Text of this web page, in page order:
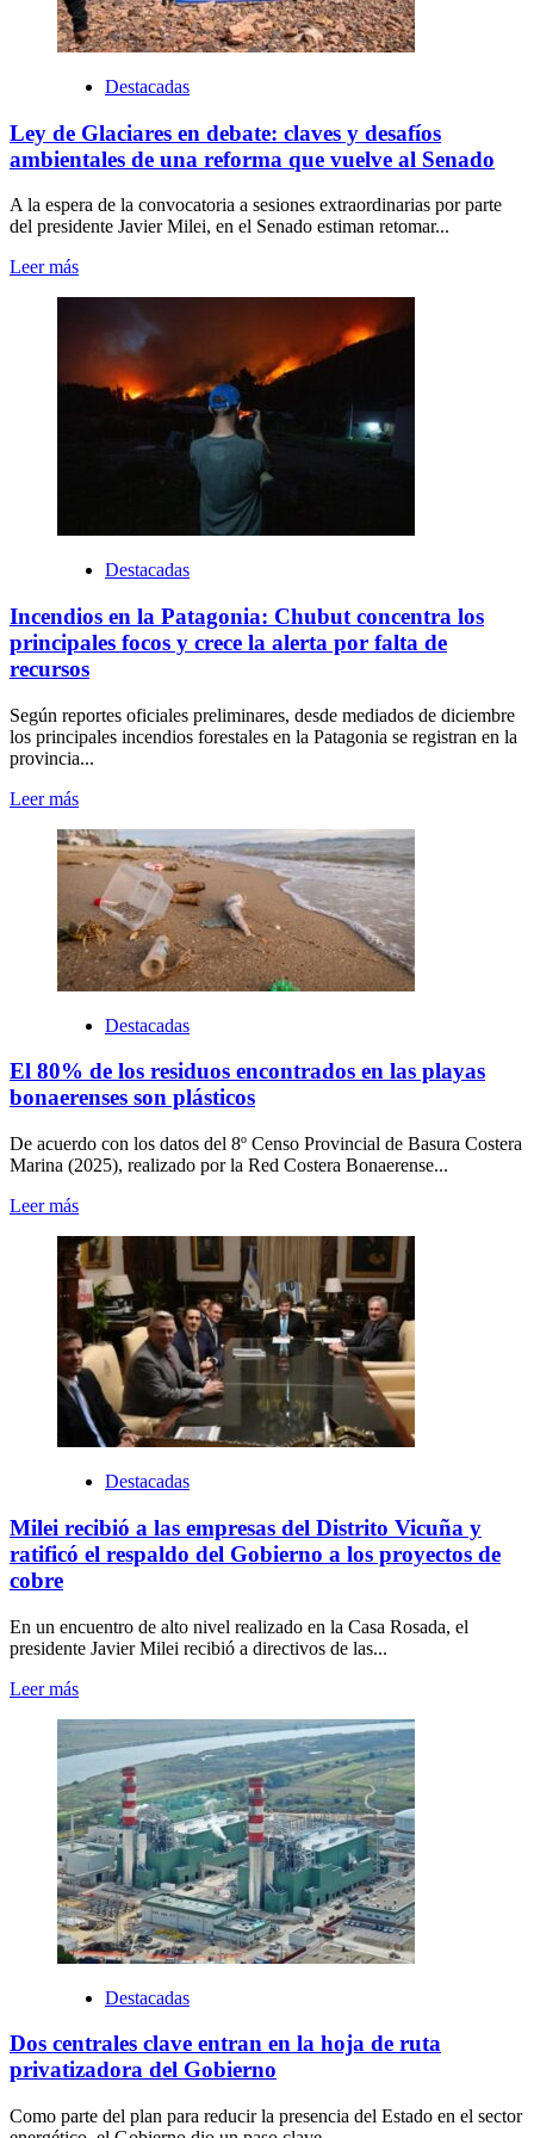
Destacadas
Ley de Glaciares en debate: claves y desafíos
ambientales de una reforma que vuelve al Senado
A la espera de la convocatoria a sesiones extraordinarias por parte
del presidente Javier Milei, en el Senado estiman retomar...
Leer más
Destacadas
Incendios en la Patagonia: Chubut concentra los
principales focos y crece la alerta por falta de
recursos
Según reportes oficiales preliminares, desde mediados de diciembre
los principales incendios forestales en la Patagonia se registran en la
provincia...
Leer más
Destacadas
El 80% de los residuos encontrados en las playas
bonaerenses son plásticos
De acuerdo con los datos del 8º Censo Provincial de Basura Costera
Marina (2025), realizado por la Red Costera Bonaerense...
Leer más
Destacadas
Milei recibió a las empresas del Distrito Vicuña y
ratificó el respaldo del Gobierno a los proyectos de
cobre
En un encuentro de alto nivel realizado en la Casa Rosada, el
presidente Javier Milei recibió a directivos de las...
Leer más
Destacadas
Dos centrales clave entran en la hoja de ruta
privatizadora del Gobierno
Como parte del plan para reducir la presencia del Estado en el sector